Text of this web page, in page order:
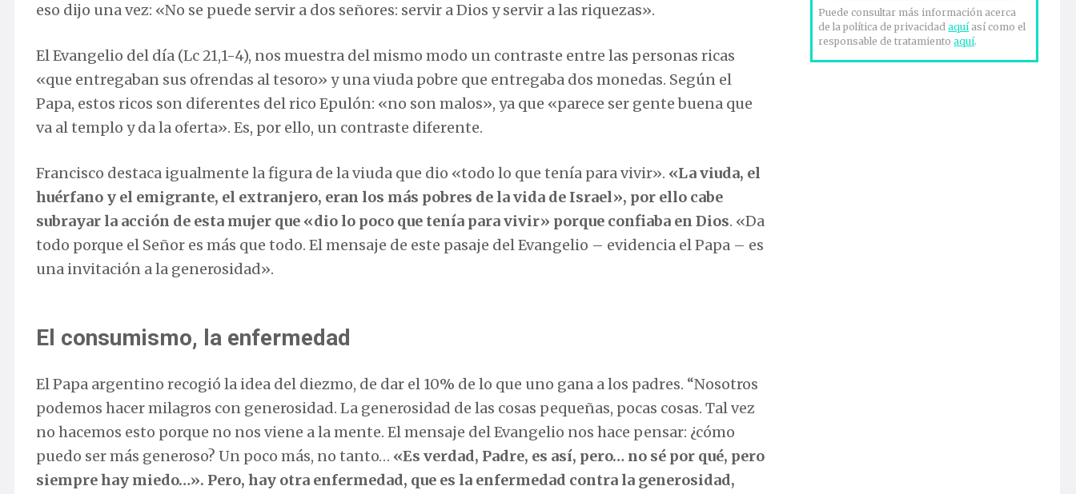
eso dijo una vez: «No se puede servir a dos señores: servir a Dios y servir a las riquezas».
El Evangelio del día (Lc 21,1-4), nos muestra del mismo modo un contraste entre las personas ricas
«que entregaban sus ofrendas al tesoro» y una viuda pobre que entregaba dos monedas. Según el
Papa, estos ricos son diferentes del rico Epulón: «no son malos», ya que «parece ser gente buena que
va al templo y da la oferta». Es, por ello, un contraste diferente.
Francisco destaca igualmente la figura de la viuda que dio «todo lo que tenía para vivir». «La viuda, el
huérfano y el emigrante, el extranjero, eran los más pobres de la vida de Israel», por ello cabe
subrayar la acción de esta mujer que «dio lo poco que tenía para vivir» porque confiaba en Dios. «Da
todo porque el Señor es más que todo. El mensaje de este pasaje del Evangelio – evidencia el Papa – es
una invitación a la generosidad».
El consumismo, la enfermedad
El Papa argentino recogió la idea del diezmo, de dar el 10% de lo que uno gana a los padres. “Nosotros
podemos hacer milagros con generosidad. La generosidad de las cosas pequeñas, pocas cosas. Tal vez
no hacemos esto porque no nos viene a la mente. El mensaje del Evangelio nos hace pensar: ¿cómo
puedo ser más generoso? Un poco más, no tanto… «Es verdad, Padre, es así, pero… no sé por qué, pero
siempre hay miedo…». Pero, hay otra enfermedad, que es la enfermedad contra la generosidad,
Puede consultar más información acerca
de la política de privacidadaquíasí como el
responsable de tratamientoaquí.